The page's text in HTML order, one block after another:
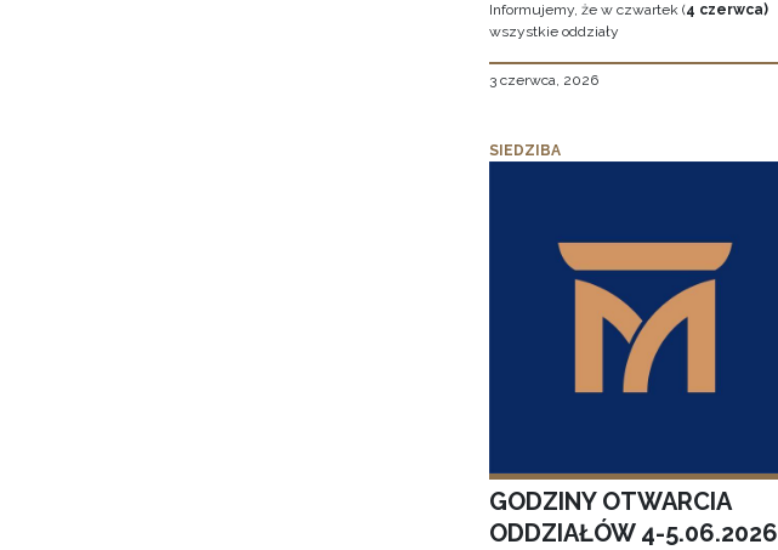
Informujemy, że w czwartek (4 czerwca)
wszystkie oddziały
3 czerwca, 2026
SIEDZIBA
GODZINY OTWARCIA
ODDZIAŁÓW 4-5.06.2026